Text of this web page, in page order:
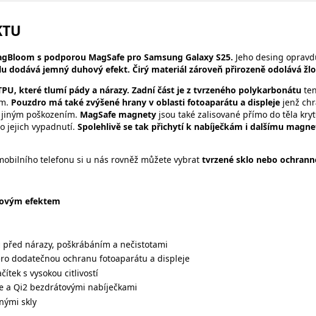
s podporou MagSafe pro Samsung Galaxy S25. Jeho desing
dodává jemný duhový efekt. Čirý materiál zároveň přirozeně odolává
které tlumí pády a nárazy. Zadní část je z tvrzeného polykarbonátu
Pouzdro má také zvýšené hrany v oblasti fotoaparátu a displeje jenž
poškozením. MagSafe magnety jsou také zalisované přímo do těla
jejich vypadnutí. Spolehlivě se tak přichytí k nabíječkám i dalšímu
telefonu si u nás rovněž můžete vybrat tvrzené sklo nebo
efektem
nárazy, poškrábáním a nečistotami
dodatečnou ochranu fotoaparátu a displeje
s vysokou citlivostí
a Qi2 bezdrátovými nabíječkami
skly